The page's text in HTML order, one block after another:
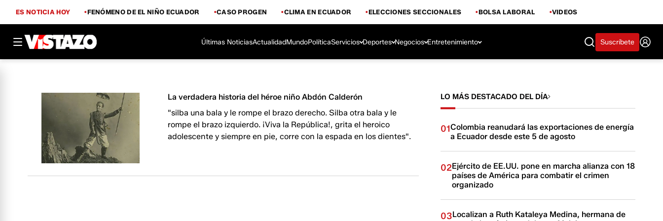
ES NOTICIA HOY FENÓMENO DE EL NIÑO ECUADOR CASO PROGEN CLIMA EN ECUADOR ELECCIONES SECCIONALES BOLSA LABORAL VIDEOS
Últimas NoticiasActualidadMundoPolíticaServicios Deportes Negocios Entretenimiento Suscríbete
La verdadera historia del héroe niño Abdón Calderón
"silba una bala y le rompe el brazo derecho. Silba otra bala y le
rompe el brazo izquierdo. ¡Viva la República!, grita el heroico
adolescente y siempre en pie, corre con la espada en los dientes".
LO MÁS DESTACADO DEL DÍA
01Colombia reanudará las exportaciones de energía
a Ecuador desde este 5 de agosto
02Ejército de EE.UU. pone en marcha alianza con 18
países de América para combatir el crimen
organizado
03Localizan a Ruth Kataleya Medina, hermana de